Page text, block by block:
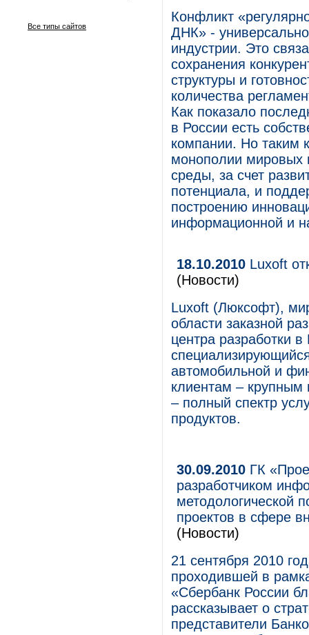
Все типы сайтов
Конфликт
ДНК» -
индустрии. Это
сохранения
структуры и
количества
Как показало
в России есть
компании. Но таким
монополии мировых
среды, за счет
потенциала, и
построению
информационной и
18.10.2010 Luxoft
(Новости)
Luxoft (Люксофт),
области заказной
центра разработки
автомобильной и
клиентам – крупным
– полный спектр
продуктов.
30.09.2010 ГК
разработчиком
методологической
проектов в сфере
(Новости)
21 сентября 2010
проходившей в
«Сбербанк России
рассказывает о
представители